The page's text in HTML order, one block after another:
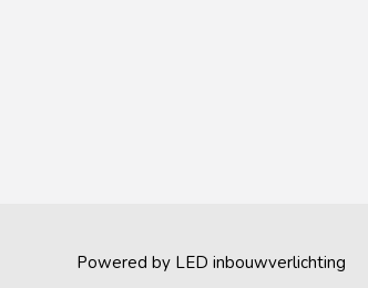
Powered by LED inbouwverlichting